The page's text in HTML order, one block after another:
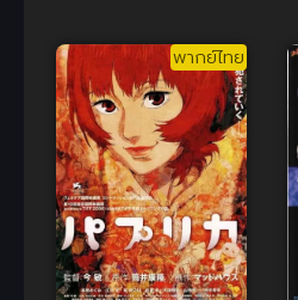
คชั่นสุดเดือด
พากย์ไทย